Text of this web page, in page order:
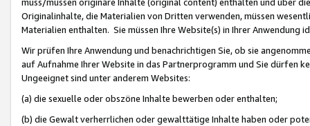
Originalinhalte, die Materialien von Dritten verwenden, müssen
Materialien enthalten. Sie müssen Ihre Website(s) in Ihrer Anwendung
Wir prüfen Ihre Anwendung und benachrichtigen Sie, ob sie
auf Aufnahme Ihrer Website in das Partnerprogramm und Sie dürfen
Ungeeignet sind unter anderem Websites:
(a) die sexuelle oder obszöne Inhalte bewerben oder enthalten;
(b) die Gewalt verherrlichen oder gewalttätige Inhalte haben oder